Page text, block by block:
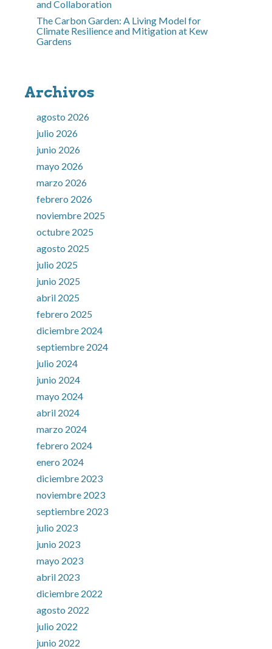
and Collaboration
The Carbon Garden: A Living Model for
Climate Resilience and Mitigation at Kew
Gardens
Archivos
agosto 2026
julio 2026
junio 2026
mayo 2026
marzo 2026
febrero 2026
noviembre 2025
octubre 2025
agosto 2025
julio 2025
junio 2025
abril 2025
febrero 2025
diciembre 2024
septiembre 2024
julio 2024
junio 2024
mayo 2024
abril 2024
marzo 2024
febrero 2024
enero 2024
diciembre 2023
noviembre 2023
septiembre 2023
julio 2023
junio 2023
mayo 2023
abril 2023
diciembre 2022
agosto 2022
julio 2022
junio 2022